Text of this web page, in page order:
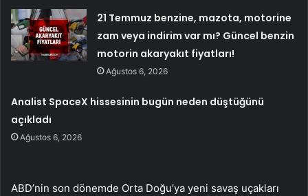
21 Temmuz benzine, mazota, motorine
zam veya indirim var mı? Güncel benzin
motorin akaryakıt fiyatları!
Ağustos 6, 2026
Analist SpaceX hissesinin bugün neden düştüğünü
açıkladı
Ağustos 6, 2026
ABD’nin son dönemde Orta Doğu’ya yeni savaş uçakları